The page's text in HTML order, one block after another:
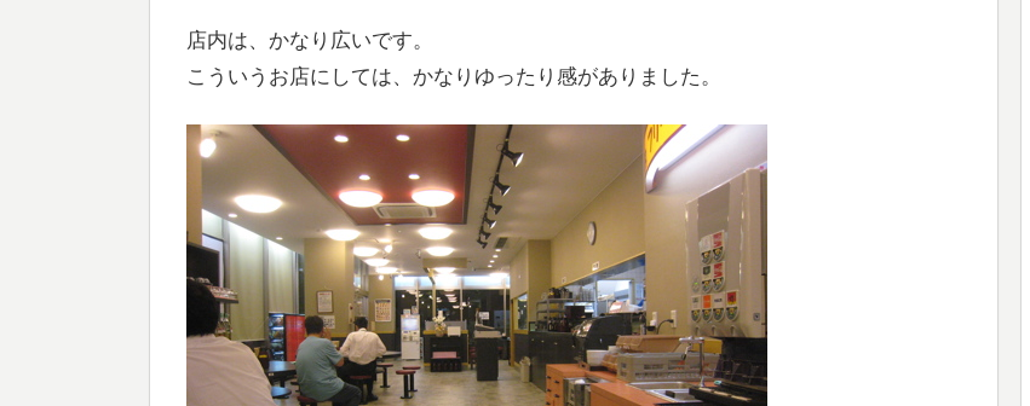
店内は、かなり広いです。
こういうお店にしては、かなりゆったり感がありました。